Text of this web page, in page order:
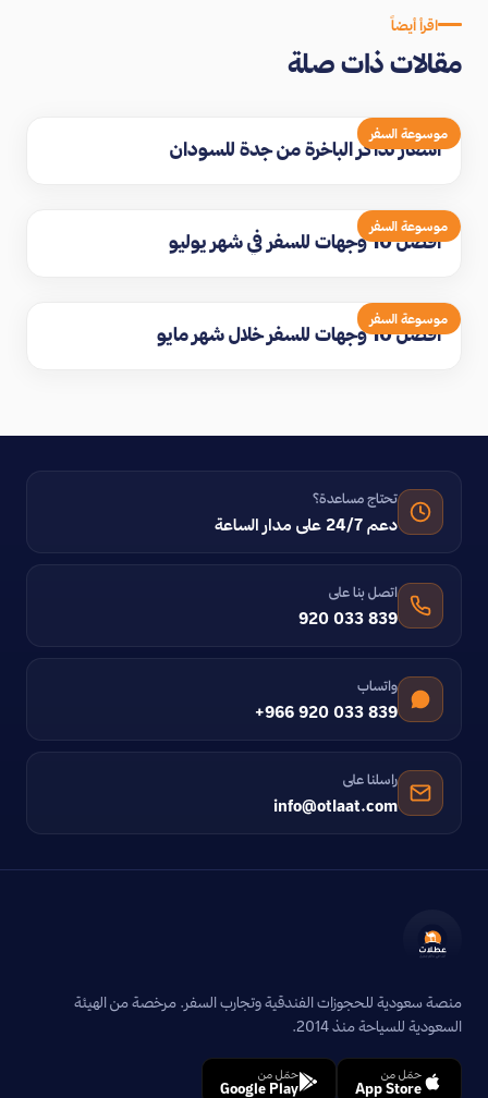
اقرأ أيضاً
مقالات ذات صلة
موسوعة السفر
اسعار تذاكر الباخرة من جدة للسودان
موسوعة السفر
افضل 10 وجهات للسفر في شهر يوليو
موسوعة السفر
افضل 10 وجهات للسفر خلال شهر مايو
تحتاج مساعدة؟
دعم 24/7 على مدار الساعة
اتصل بنا على
920 033 839
واتساب
+966 920 033 839
راسلنا على
info@otlaat.com
منصة سعودية للحجوزات الفندقية وتجارب السفر. مرخصة من الهيئة
السعودية للسياحة منذ 2014.
حمّل من
App Store
حمّل من
Google Play